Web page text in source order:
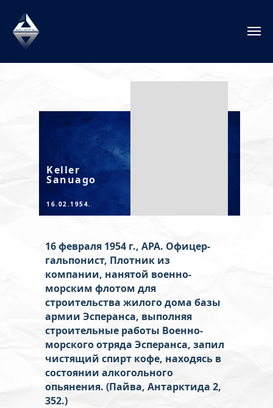
Keller
Sanuago
16.02.1954.
16 февраля 1954 г., АРА. Офицер-
гальпонист, Плотник из
компании, нанятой военно-
морским флотом для
строительства жилого дома базы
армии Эсперанса, выполняя
строительные работы Военно-
морского отряда Эсперанса, запил
чистящий спирт кофе, находясь в
состоянии алкогольного
опьянения. (Пайва, Антарктида 2,
352.)